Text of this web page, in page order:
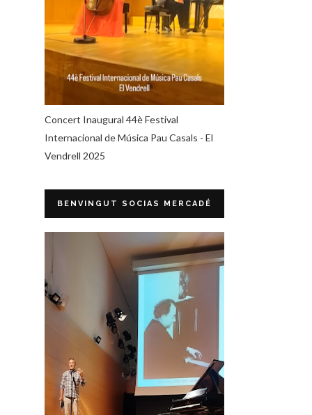
Concert Inaugural 44è Festival
Internacional de Música Pau Casals - El
Vendrell 2025
BENVINGUT SOCIAS MERCADÉ